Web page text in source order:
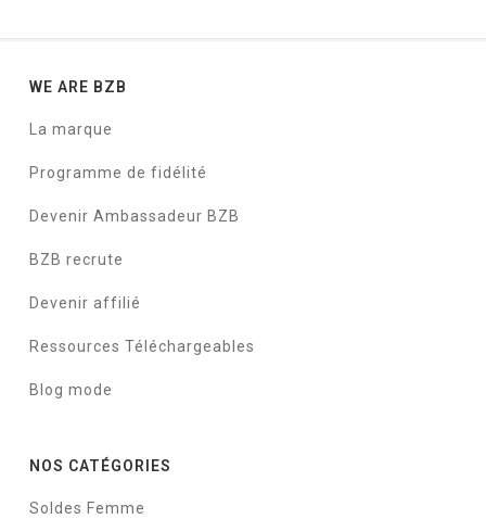
WE ARE BZB
La marque
Programme de fidélité
Devenir Ambassadeur BZB
BZB recrute
Devenir affilié
Ressources Téléchargeables
Blog mode
NOS CATÉGORIES
Soldes Femme